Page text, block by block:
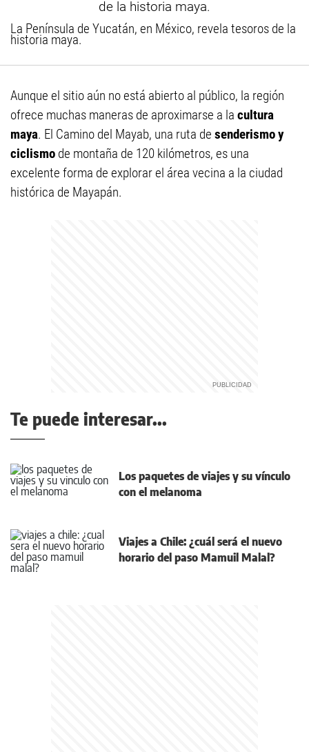
La Península de Yucatán, en México, revela tesoros de la
historia maya.
Aunque el sitio aún no está abierto al público, la región
ofrece muchas maneras de aproximarse a la cultura
maya. El Camino del Mayab, una ruta de senderismo y
ciclismo de montaña de 120 kilómetros, es una
excelente forma de explorar el área vecina a la ciudad
histórica de Mayapán.
Te puede interesar...
Los paquetes de viajes y su vínculo
con el melanoma
Viajes a Chile: ¿cuál será el nuevo
horario del paso Mamuil Malal?